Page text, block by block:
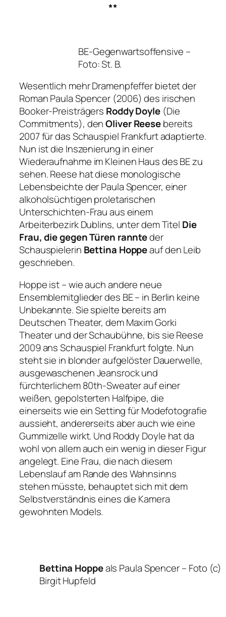
**
BE-Gegenwartsoffensive –
Foto: St. B.
Wesentlich mehr Dramenpfeffer bietet der
RomanPaula Spencer (2006) des irischen
Booker-Preisträgers Roddy Doyle(Die
Commitments), denOliver Reesebereits
2007 für das Schauspiel Frankfurt adaptierte.
Nun ist die Inszenierung in einer
Wiederaufnahme im Kleinen Haus des BE zu
sehen. Reese hat diese monologische
Lebensbeichte der Paula Spencer, einer
alkoholsüchtigen proletarischen
Unterschichten-Frau aus einem
Arbeiterbezirk Dublins, unter dem Titel Die
Frau, die gegen Türen rannteder
Schauspielerin Bettina Hoppeauf den Leib
geschrieben.
Hoppe ist – wie auch andere neue
Ensemblemitglieder des BE – in Berlin keine
Unbekannte. Sie spielte bereits am
Deutschen Theater, dem Maxim Gorki
Theater und der Schaubühne, bis sie Reese
2009 ans Schauspiel Frankfurt folgte. Nun
steht sie in blonder aufgelöster Dauerwelle,
ausgewaschenen Jeansrock und
fürchterlichem 80th-Sweater auf einer
weißen, gepolsterten Halfpipe, die
einerseits wie ein Setting für Modefotografie
aussieht, andererseits aber auch wie eine
Gummizelle wirkt. Und Roddy Doyle hat da
wohl von allem auch ein wenig in dieser Figur
angelegt. Eine Frau, die nach diesem
Lebenslauf am Rande des Wahnsinns
stehen müsste, behauptet sich mit dem
Selbstverständnis eines die Kamera
gewohnten Models.
Bettina Hoppeals Paula Spencer – Foto (c)
Birgit Hupfeld